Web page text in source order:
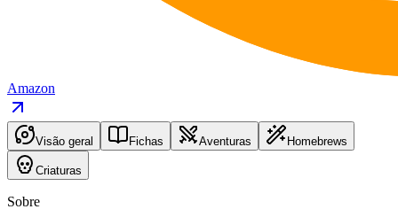
Amazon
Visão geral Fichas Aventuras Homebrews
Criaturas
Sobre